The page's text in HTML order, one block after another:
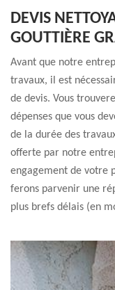
DEVIS
GOUTTIÈRE
Avant que notre
travaux, il est
de devis. Vous
dépenses que vous
de la durée des
offerte par notre
engagement de votre
ferons parvenir une
plus brefs délais (en